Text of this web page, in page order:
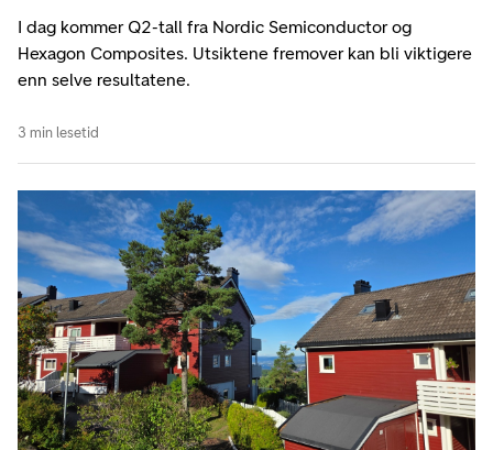
I dag kommer Q2-tall fra Nordic Semiconductor og
Hexagon Composites. Utsiktene fremover kan bli viktigere
enn selve resultatene.
3 min lesetid